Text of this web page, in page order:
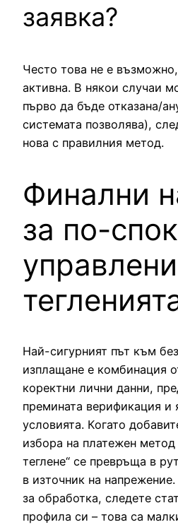
заявка?
Често това не е
активна. В някои случаи
първо да бъде отказана/
системата позволява),
нова с правилния метод.
Финални
за по-
Най-сигурният път към
изплащане е комбинация
коректни лични данни,
премината верификация и
условията. Когато
избора на платежен
теглене“ се превръща в
в източник на
за обработка, следете
профила си – това са